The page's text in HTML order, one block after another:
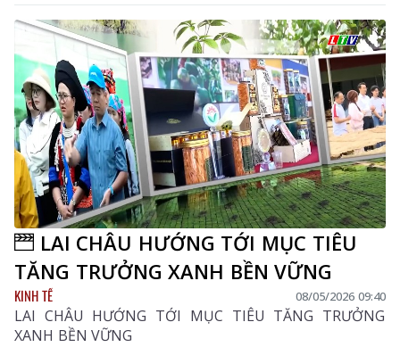
LAI CHÂU HƯỚNG TỚI MỤC TIÊU
TĂNG TRƯỞNG XANH BỀN VỮNG
KINH TẾ 08/05/2026 09:40
LAI CHÂU HƯỚNG TỚI MỤC TIÊU TĂNG TRƯỞNG
XANH BỀN VỮNG